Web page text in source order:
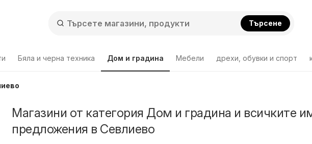
Търсене
Бяла и черна техника Дом и градина Мебели дрехи, обувки и спорт
Магазини от категория Дом и градина и всичките
предложения в Севлиево